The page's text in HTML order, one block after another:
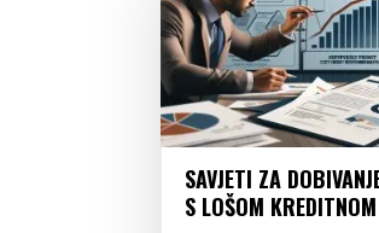
SAVJETI ZA
S LOŠOM